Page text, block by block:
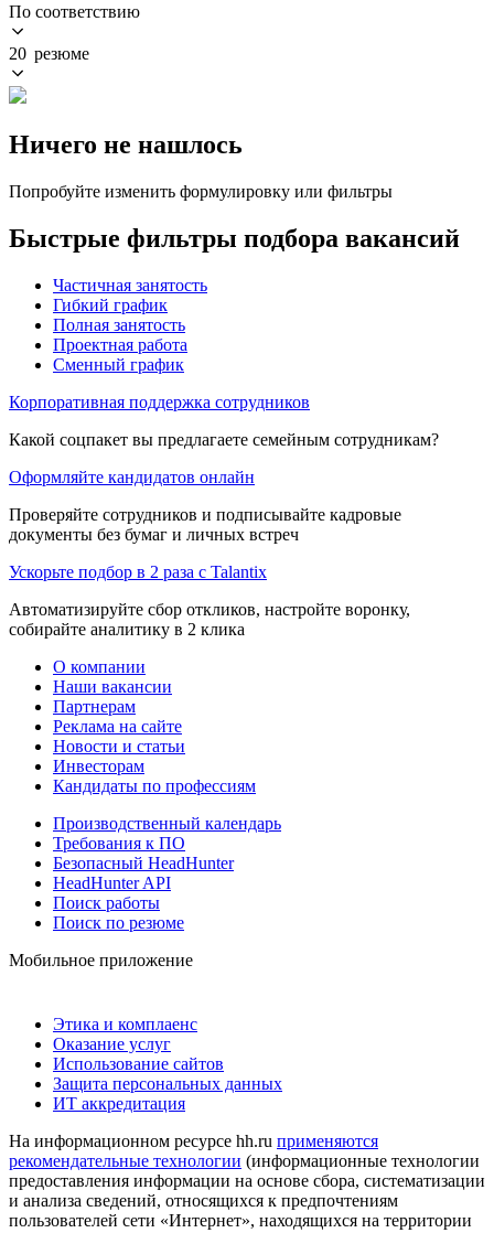
По соответствию
20 резюме
Ничего не нашлось
Попробуйте изменить формулировку или фильтры
Быстрые фильтры подбора вакансий
Частичная занятость
Гибкий график
Полная занятость
Проектная работа
Сменный график
Корпоративная поддержка сотрудников
Какой соцпакет вы предлагаете семейным сотрудникам?
Оформляйте кандидатов онлайн
Проверяйте сотрудников и подписывайте кадровые
документы без бумаг и личных встреч
Ускорьте подбор в 2 раза с Talantix
Автоматизируйте сбор откликов, настройте воронку,
собирайте аналитику в 2 клика
О компании
Наши вакансии
Партнерам
Реклама на сайте
Новости и статьи
Инвесторам
Кандидаты по профессиям
Производственный календарь
Требования к ПО
Безопасный HeadHunter
HeadHunter API
Поиск работы
Поиск по резюме
Мобильное приложение
Этика и комплаенс
Оказание услуг
Использование сайтов
Защита персональных данных
ИТ аккредитация
На информационном ресурсе hh.ru применяются
рекомендательные технологии (информационные технологии
предоставления информации на основе сбора, систематизации
и анализа сведений, относящихся к предпочтениям
пользователей сети «Интернет», находящихся на территории